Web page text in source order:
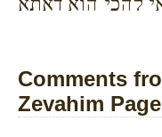
Comments
Zevahim